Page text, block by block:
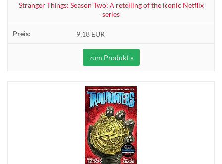
Stranger Things: Season Two: A retelling of the iconic Netflix
series
9,18 EUR
zum Produkt »